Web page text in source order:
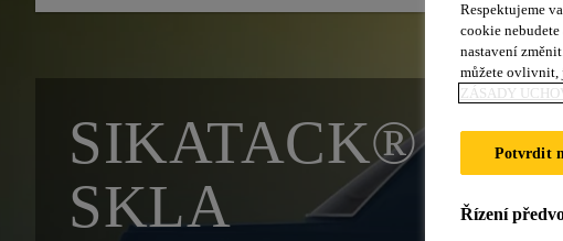
SIKATACK®
SKLA
Respektujeme
cookie
nastavení
můžete ovlivnit,
ZÁSADY
Potvrdit
Řízení